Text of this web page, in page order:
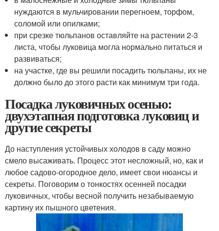
нуждаются в мульчировании перегноем, торфом,
соломой или опилками;
при срезке тюльпанов оставляйте на растении 2-3
листа, чтобы луковица могла нормально питаться и
развиваться;
на участке, где вы решили посадить тюльпаны, их не
должно было до этого расти как минимум три года.
Посадка луковичных осенью:
двухэтапная подготовка луковиц и
другие секреты
До наступления устойчивых холодов в саду можно
смело высаживать. Процесс этот несложный, но, как и
любое садово-огородное дело, имеет свои нюансы и
секреты. Поговорим о тонкостях осенней посадки
луковичных, чтобы весной получить незабываемую
картину их пышного цветения.